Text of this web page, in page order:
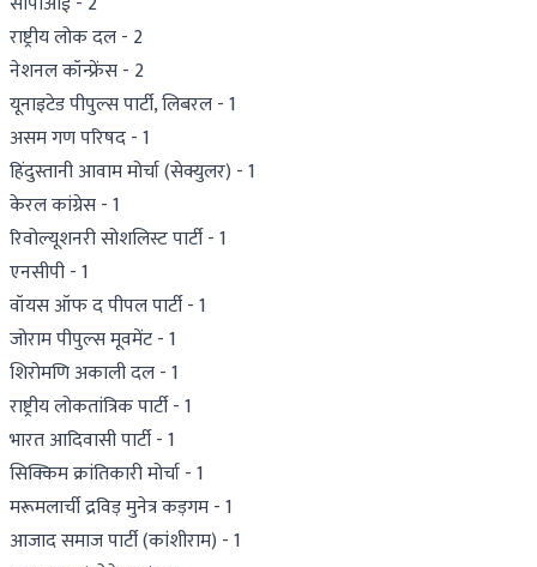
राष्ट्रीय लोक दल - 2
नेशनल कॉन्फ्रेंस - 2
यूनाइटेड पीपुल्स पार्टी, लिबरल - 1
असम गण परिषद - 1
हिंदुस्तानी आवाम मोर्चा (सेक्युलर) - 1
केरल कांग्रेस - 1
रिवोल्यूशनरी सोशलिस्ट पार्टी - 1
एनसीपी - 1
वॉयस ऑफ द पीपल पार्टी - 1
जोराम पीपुल्स मूवमेंट - 1
शिरोमणि अकाली दल - 1
राष्ट्रीय लोकतांत्रिक पार्टी - 1
भारत आदिवासी पार्टी - 1
सिक्किम क्रांतिकारी मोर्चा - 1
मरूमलार्ची द्रविड़ मुनेत्र कड़गम - 1
आजाद समाज पार्टी (कांशीराम) - 1